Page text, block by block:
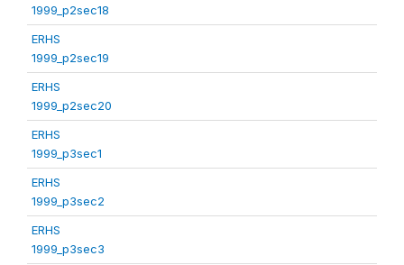
1999_p2sec18
ERHS
1999_p2sec19
ERHS
1999_p2sec20
ERHS
1999_p3sec1
ERHS
1999_p3sec2
ERHS
1999_p3sec3